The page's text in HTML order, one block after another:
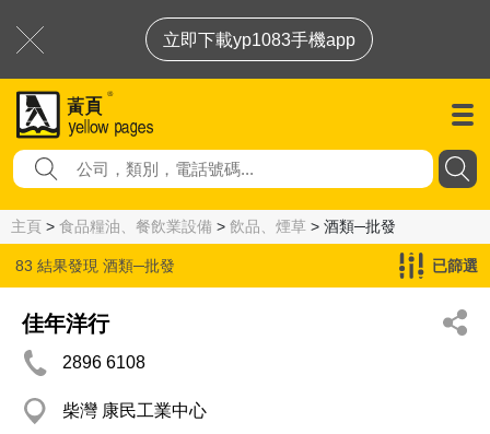
立即下載yp1083手機app
主頁 > 食品糧油、餐飲業設備 > 飲品、煙草 > 酒類─批發
83 結果發現 酒類─批發 已篩選
佳年洋行
2896 6108
柴灣 康民工業中心